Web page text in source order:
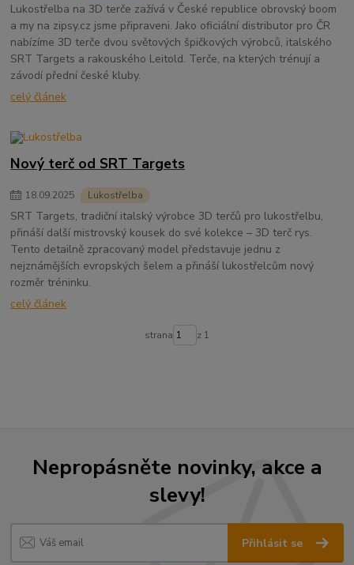
Lukostřelba na 3D terče zažívá v České republice obrovský boom
a my na zipsy.cz jsme připraveni. Jako oficiální distributor pro ČR
nabízíme 3D terče dvou světových špičkových výrobců, italského
SRT Targets a rakouského Leitold. Terče, na kterých trénují a
závodí přední české kluby.
celý článek
Nový terč od SRT Targets
18.09.2025 Lukostřelba
SRT Targets, tradiční italský výrobce 3D terčů pro lukostřelbu,
přináší další mistrovský kousek do své kolekce – 3D terč rys.
Tento detailně zpracovaný model představuje jednu z
nejznámějších evropských šelem a přináší lukostřelcům nový
rozměr tréninku.
celý článek
strana z 1
Nepropásněte novinky, akce a
slevy!
Přihlásit se